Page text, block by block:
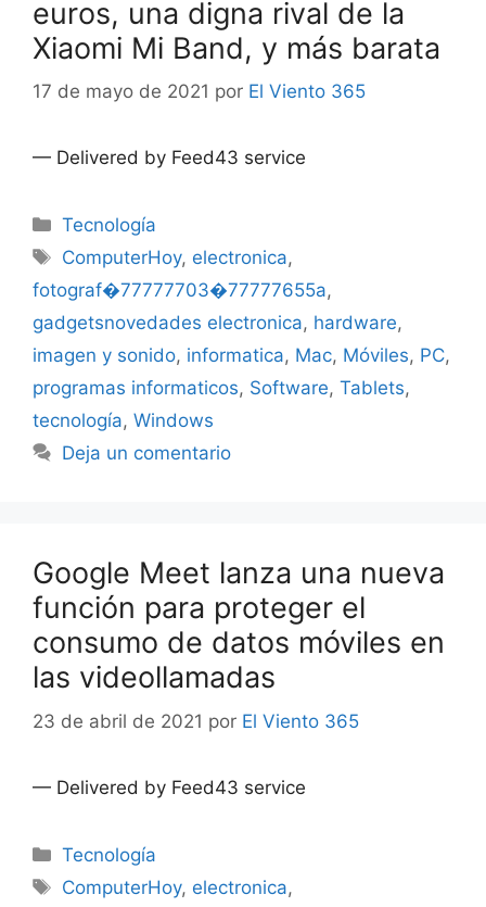
euros, una digna rival de la
Xiaomi Mi Band, y más barata
17 de mayo de 2021 por El Viento 365
— Delivered by Feed43 service
Categorías
Tecnología
Etiquetas
ComputerHoy, electronica,
fotograf�77777703�77777655a,
gadgetsnovedades electronica, hardware,
imagen y sonido, informatica, Mac, Móviles, PC,
programas informaticos, Software, Tablets,
tecnología, Windows
Deja un comentario
Google Meet lanza una nueva
función para proteger el
consumo de datos móviles en
las videollamadas
23 de abril de 2021 por El Viento 365
— Delivered by Feed43 service
Categorías
Tecnología
Etiquetas
ComputerHoy, electronica,